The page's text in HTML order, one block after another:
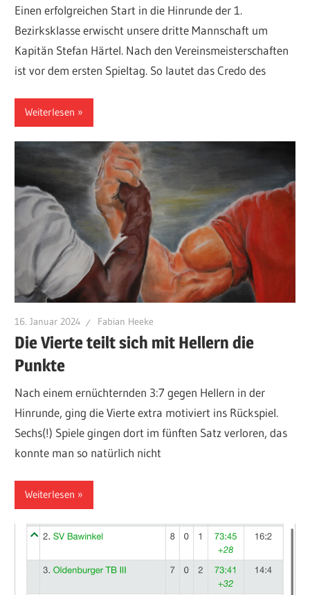
Einen erfolgreichen Start in die Hinrunde der 1.
Bezirksklasse erwischt unsere dritte Mannschaft um
Kapitän Stefan Härtel. Nach den Vereinsmeisterschaften
ist vor dem ersten Spieltag. So lautet das Credo des
Weiterlesen
16. Januar 2024 Fabian Heeke
Die Vierte teilt sich mit Hellern die
Punkte
Nach einem ernüchternden 3:7 gegen Hellern in der
Hinrunde, ging die Vierte extra motiviert ins Rückspiel.
Sechs(!) Spiele gingen dort im fünften Satz verloren, das
konnte man so natürlich nicht
Weiterlesen